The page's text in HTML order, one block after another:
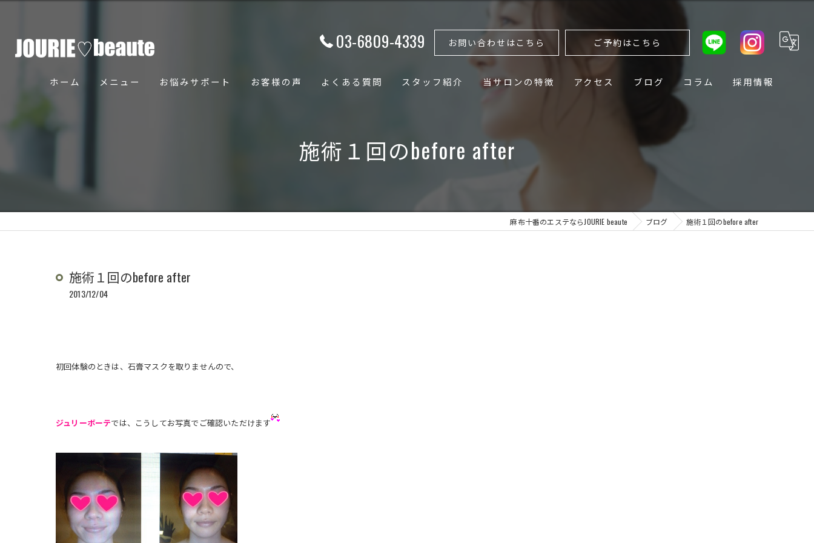
03-6809-4339 お問い合わせはこちら ご予約はこちら
ホーム メニュー お悩みサポート お客様の声 よくある質問 スタッフ紹介 当サロンの特徴
ボディ
小顔
アクセス ブログ コラム 採用情報
施術１回のbefore after
麻布十番のエステならJOURIE beaute ブログ 施術１回のbefore after
施術１回のbefore after
2013/12/04
初回体験のときは、石膏マスクを取りませんので、
ジュリーボーテでは、 こうしてお写真でご確認いただけます